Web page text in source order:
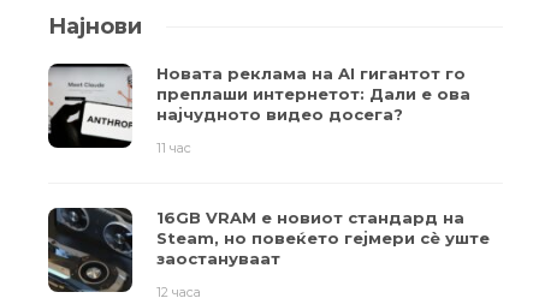
Најнови
Новата реклама на AI гигантот го
преплаши интернетот: Дали е ова
најчудното видео досега?
11 час
16GB VRAM е новиот стандард на
Steam, но повеќето гејмери ​​сè уште
заостануваат
12 часа